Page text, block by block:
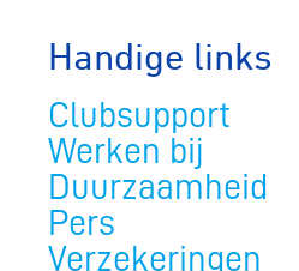
Handige links
Clubsupport
Werken bij
Duurzaamheid
Pers
Verzekeringen